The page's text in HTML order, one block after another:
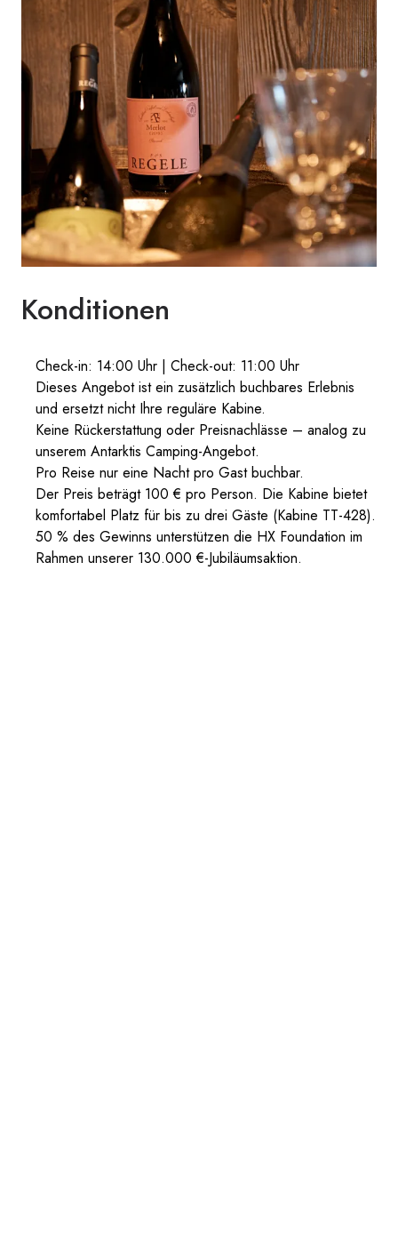
Konditionen
Check-in: 14:00 Uhr | Check-out: 11:00 Uhr
Dieses Angebot ist ein zusätzlich buchbares Erlebnis
und ersetzt nicht Ihre reguläre Kabine.
Keine Rückerstattung oder Preisnachlässe – analog zu
unserem Antarktis Camping-Angebot.
Pro Reise nur eine Nacht pro Gast buchbar.
Der Preis beträgt 100 € pro Person. Die Kabine bietet
komfortabel Platz für bis zu drei Gäste (Kabine TT-428).
50 % des Gewinns unterstützen die HX Foundation im
Rahmen unserer 130.000 €-Jubiläumsaktion.